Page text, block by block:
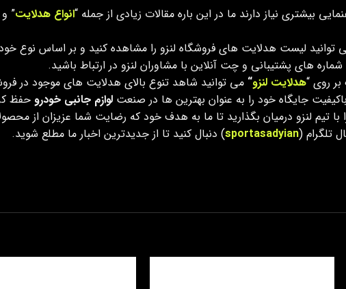
بیشتری نیاز دارند ما در این باره مقالات زیادی از جمله “انواع هدلایت”
توانید لیست هدلایت های فروشگاه لنزو را مشاهده کنید و بر اساس نوع
های پشتیبانی و چت آنلاین با مشاوران لنزو در ارتباط باشید.
روی “هدلایت لنزو“ می توانید شاهد تنوع بالای هدلایت های موجود در
جایگاه خود را به عنوان بهترین ها در صنعت لوازم جانبی خودرو حفظ
با تیم لنزو درمیان بگذارید تا ما به هدف خود که رضایت شما عزیزان از
تلگرام (sportasadyian) دنبال کنید تا از جدیدترین اخبار ما مطلع شوید.